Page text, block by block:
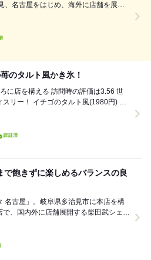
のタルト風かき氷！
問時の評価は3.56 世
風(1980円) カ
飽きずに楽しめるバランスの良
名古屋」。岐阜県多治見市に本店を構
、国内外に店舗展開する柴田武シェフ